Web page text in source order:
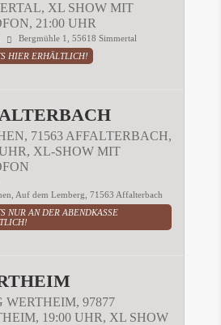
XL SHOW MIT
21:00 UHR
Bergmühle 1, 55618 Simmertal
HIER ERHÄLTLICH!
71563 AFFALTERBACH,
XL-SHOW MIT
Auf dem Lemberg, 71563 Affalterbach
NUR AN DER ABENDKASSE
WERTHEIM, 97877
19:00 UHR, XL SHOW